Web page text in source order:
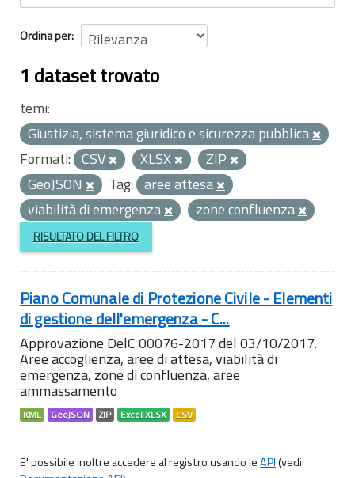
Ordina per
1 dataset trovato
temi:
Giustizia, sistema giuridico e sicurezza pubblica
Formati: CSV XLSX
ZIP
GeoJSON
Tag: aree attesa
viabilità di emergenza
zone confluenza
RISULTATO DEL FILTRO
Piano Comunale di Protezione Civile - Elementi
di gestione dell'emergenza - C...
Approvazione DelC 00076-2017 del 03/10/2017.
Aree accoglienza, aree di attesa, viabilità di
emergenza, zone di confluenza, aree
ammassamento
KML GeoJSON ZIP Excel XLSX CSV
E' possibile inoltre accedere al registro usando leAPI(vedi